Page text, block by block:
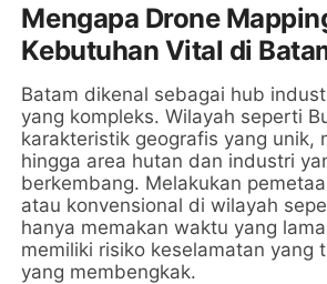
Mengapa Drone
Kebutuhan Vital di
Batam dikenal sebagai hub
yang kompleks. Wilayah seperti
karakteristik geografis yang unik,
hingga area hutan dan industri
berkembang. Melakukan
atau konvensional di wilayah
hanya memakan waktu yang
memiliki risiko keselamatan yang
yang membengkak.